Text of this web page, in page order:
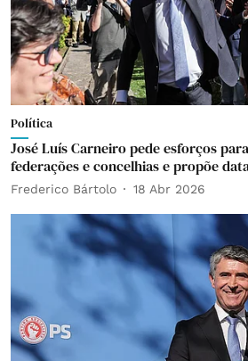
Política
José Luís Carneiro pede esforços
federações e concelhias e propõe
Frederico Bártolo 18 Abr 2026